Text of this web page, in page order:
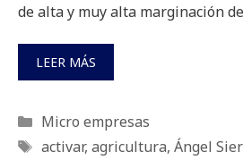
de alta y muy alta marginación
LEER MÁS
Categorías
Micro empresas
Etiquetas
activar, agricultura, Ángel